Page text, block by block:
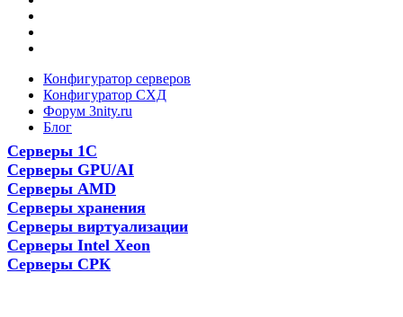
Конфигуратор серверов
Конфигуратор СХД
Форум 3nity.ru
Блог
Серверы 1С
Серверы GPU/AI
Серверы AMD
Серверы хранения
Серверы виртуализации
Серверы Intel Xeon
Серверы СРК